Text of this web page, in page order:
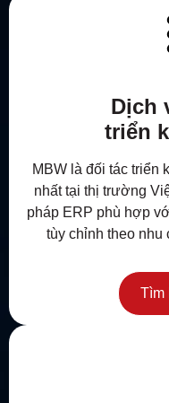
Dịch
triển
MBW là đối tác triển
nhất tại thị trường
pháp ERP phù hợp
tùy chỉnh theo
Tìm